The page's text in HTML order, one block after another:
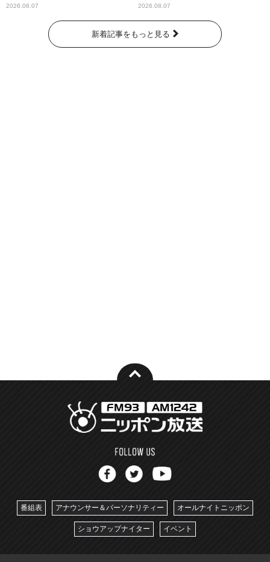
パンプスが合格祈願！
2026.08.07
ー昼ズ』
2026.08.07
新着記事をもっと見る
番組表 アナウンサー＆パーソナリティー オールナイトニッポン
ショウアップナイター イベント